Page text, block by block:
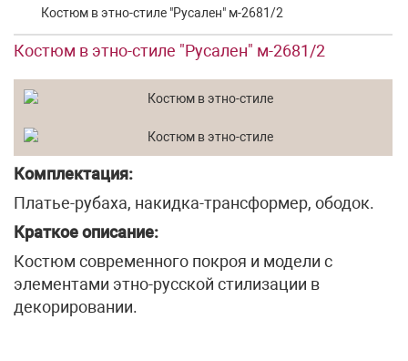
Костюм в этно-стиле "Русален" м-2681/2
Костюм в этно-стиле "Русален" м-2681/2
Комплектация:
Платье-рубаха, накидка-трансформер, ободок.
Краткое описание:
Костюм современного покроя и модели с
элементами этно-русской стилизации в
декорировании.